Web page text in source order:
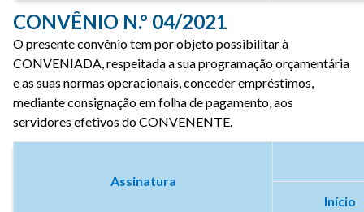
CONVÊNIO N.º 04/2021
O presente convênio tem por objeto possibilitar à
CONVENIADA, respeitada a sua programação orçamentária
e as suas normas operacionais, conceder empréstimos,
mediante consignação em folha de pagamento, aos
servidores efetivos do CONVENENTE.
Assinatura
Início